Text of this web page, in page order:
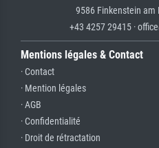
9586 Finkenstein am
+43 4257 29415 ·
Mentions légales & Contact
· Contact
· Mention légales
· AGB
· Confidentialité
· Droit de rétractation